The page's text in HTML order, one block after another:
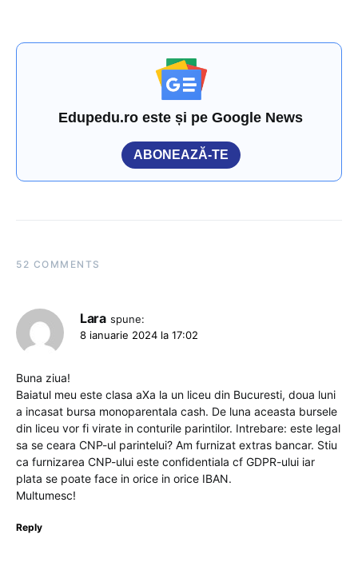
Edupedu.ro este și pe Google News
ABONEAZĂ-TE
52 COMMENTS
Lara spune:
8 ianuarie 2024 la 17:02
Buna ziua!
Baiatul meu este clasa aXa la un liceu din Bucuresti, doua luni
a incasat bursa monoparentala cash. De luna aceasta bursele
din liceu vor fi virate in conturile parintilor. Intrebare: este legal
sa se ceara CNP-ul parintelui? Am furnizat extras bancar. Stiu
ca furnizarea CNP-ului este confidentiala cf GDPR-ului iar
plata se poate face in orice in orice IBAN.
Multumesc!
Reply